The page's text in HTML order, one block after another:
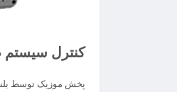
کنترل
پخش موزیک توسط بلندگوهای سقفی توکار 6 و 10